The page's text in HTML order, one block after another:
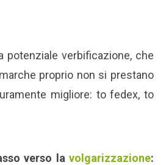
potenziale verbificazione, che
proprio non si prestano
migliore: to fedex, to
verso lavolgarizzazione: